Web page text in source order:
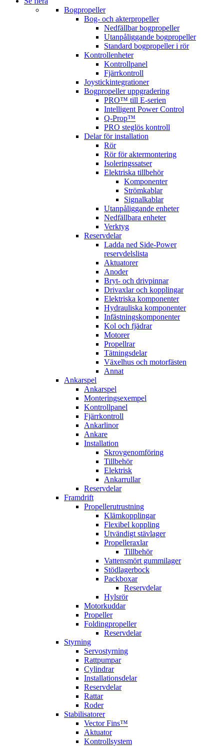
Bogpropeller
Bog- och akterpropeller
Nedfällbar bogpropeller
Utanpåliggande bogpropeller
Standard bogpropeller i rör
Kontrollenheter
Kontrollpanel
Fjärrkontroll
Joystickintegrationer
Bogpropeller uppgradering
PRO™ till E-serien
Intelligent Power Control
Q-Prop™
PRO steglös kontroll
Delar för installation
Rör
Rör för aktermontering
Isoleringssatser
Elektriska tillbehör
Komponenter
Strömkablar
Signalkablar
Utanpåliggande enheter
Nedfällbara enheter
Verktyg
Reservdelar
Ladda ned Side-Power
reservdelslista
Aktuatorer
Anoder
Bryt- och drivpinnar
Drivaxlar och kopplingar
Elektriska komponenter
Hydrauliska komponenter
Infästningskomponenter
Kol och fjädrar
Motorer
Propellrar
Tätningsdelar
Växelhus och motorfästen
Annat
Ankarspel
Ankarspel
Monteringsexempel
Kontrollpanel
Fjärrkontroll
Ankarlinor
Ankare
Installation
Skrovgenomföring
Tillbehör
Elektrisk
Ankarrullar
Reservdelar
Framdrift
Propellerutrustning
Klämkopplingar
Flexibel koppling
Utvändigt stävlager
Propelleraxlar
Tillbehör
Vattensmört gummilager
Stödlagerbock
Packboxar
Reservdelar
Hylsrör
Motorkuddar
Propeller
Foldingpropeller
Reservdelar
Styrning
Servostyrning
Rattpumpar
Cylindrar
Installationsdelar
Reservdelar
Rattar
Roder
Stabilisatorer
Vector Fins™
Aktuator
Kontrollsystem